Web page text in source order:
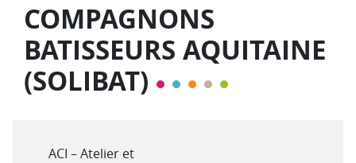
COMPAGNONS
BATISSEURS AQUITAINE
(SOLIBAT)
Type de structure
ACI – Atelier et